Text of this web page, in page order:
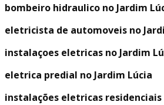
bombeiro hidraulico no Jardim
eletricista de automoveis no
instalaçoes eletricas no Jardim
eletrica predial no Jardim Lúcia
instalações eletricas residenciais